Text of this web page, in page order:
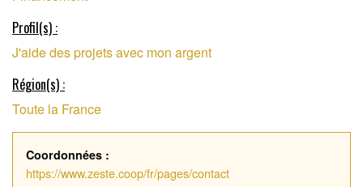
DÉDIÉE AUX
PROJETS
ALTERNATIFS
Profil(s) :
J'aide des projets avec mon argent
Région(s) :
Toute la France
Coordonnées :
https://www.zeste.coop/fr/pages/contact